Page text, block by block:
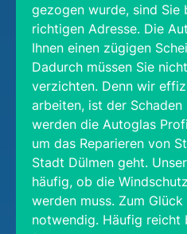
gezogen wurde, sind Sie
richtigen Adresse. Die
Ihnen einen zügigen
Dadurch müssen Sie
verzichten. Denn wir
arbeiten, ist der
werden die Autoglas
um das Reparieren von
Stadt Dülmen geht.
häufig, ob die
werden muss. Zum
notwendig. Häufig reicht